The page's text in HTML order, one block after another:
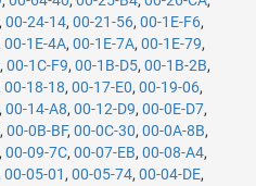
, 00-24-14, 00-21-56, 00-1E-F6,
00-1E-4A, 00-1E-7A, 00-1E-79,
, 00-1C-F9, 00-1B-D5, 00-1B-2B,
00-18-18, 00-17-E0, 00-19-06,
, 00-14-A8, 00-12-D9, 00-0E-D7,
, 00-0B-BF, 00-0C-30, 00-0A-8B,
, 00-09-7C, 00-07-EB, 00-08-A4,
00-05-01 , 00-05-74, 00-04-DE,